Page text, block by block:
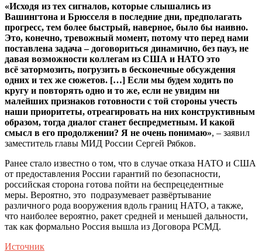
«Исходя из тех сигналов, которые слышались из
Вашингтона и Брюсселя в последние дни, предполагать
прогресс, тем более быстрый, наверное, было бы наивно.
Это, конечно, тревожный момент, потому что перед нами
поставлена задача – договориться динамично, без пауз, не
давая возможности коллегам из США и НАТО это
всё затормозить, погрузить в бесконечные обсуждения
одних и тех же сюжетов. […] Если мы будем ходить по
кругу и повторять одно и то же, если не увидим ни
малейших признаков готовности с той стороны учесть
наши приоритеты, отреагировать на них конструктивным
образом, тогда диалог станет беспредметным. И какой
смысл в его продолжении? Я не очень понимаю», – заявил
заместитель главы МИД России Сергей Рябков.
Ранее стало известно о том, что в случае отказа НАТО и США
от предоставления России гарантий по безопасности,
российская сторона готова пойти на беспрецедентные
меры. Вероятно, это подразумевает развёртывание
различного рода вооружения вдоль границ НАТО, а также,
что наиболее вероятно, ракет средней и меньшей дальности,
так как формально Россия вышла из Договора РСМД.
Источник